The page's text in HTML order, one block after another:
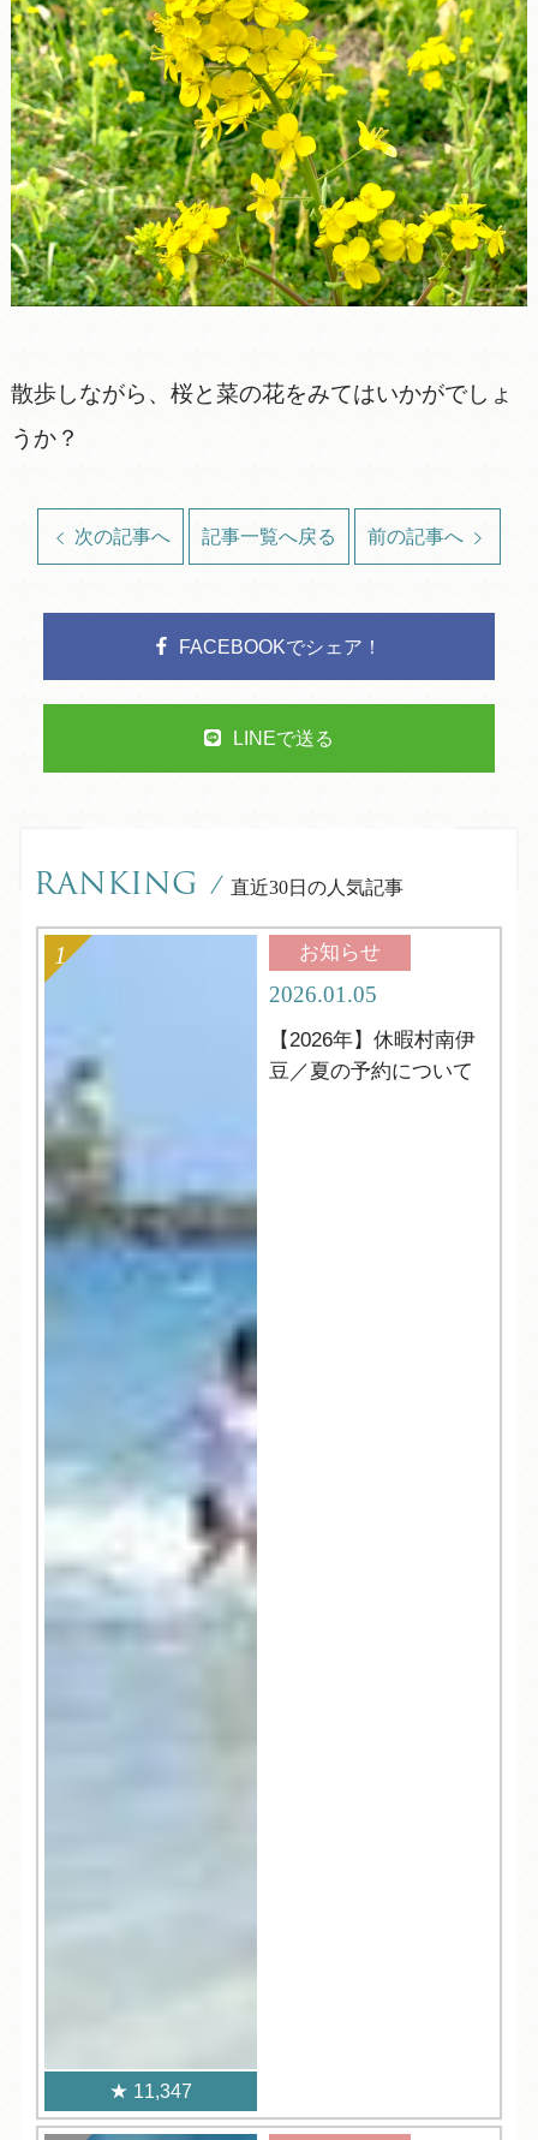
散歩しながら、桜と菜の花をみてはいかがでしょ
うか？
次の記事へ 記事一覧へ戻る 前の記事へ
FACEBOOKでシェア！
LINEで送る
RANKING / 直近30日の人気記事
11,347
お知らせ
2026.01.05
【2026年】休暇村南伊
豆／夏の予約について